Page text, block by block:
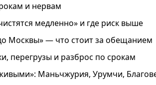
и нервам
медленно» и где риск выше
Москвы» — что стоит за обещанием
перегрузы и разброс по срокам
Маньчжурия, Урумчи,